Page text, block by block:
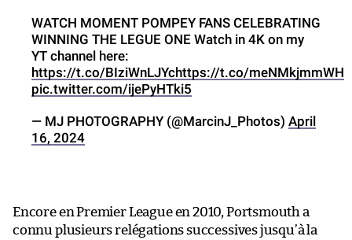
WATCH MOMENT POMPEY FANS CELEBRATING
WINNING THE LEGUE ONE Watch in 4K on my
YT channel here:
https://t.co/BIziWnLJYchttps://t.co/meNMkjmmWH
pic.twitter.com/ijePyHTki5
— MJ PHOTOGRAPHY (@MarcinJ_Photos) April
16, 2024
Encore en Premier League en 2010, Portsmouth a
connu plusieurs relégations successives jusqu’à la